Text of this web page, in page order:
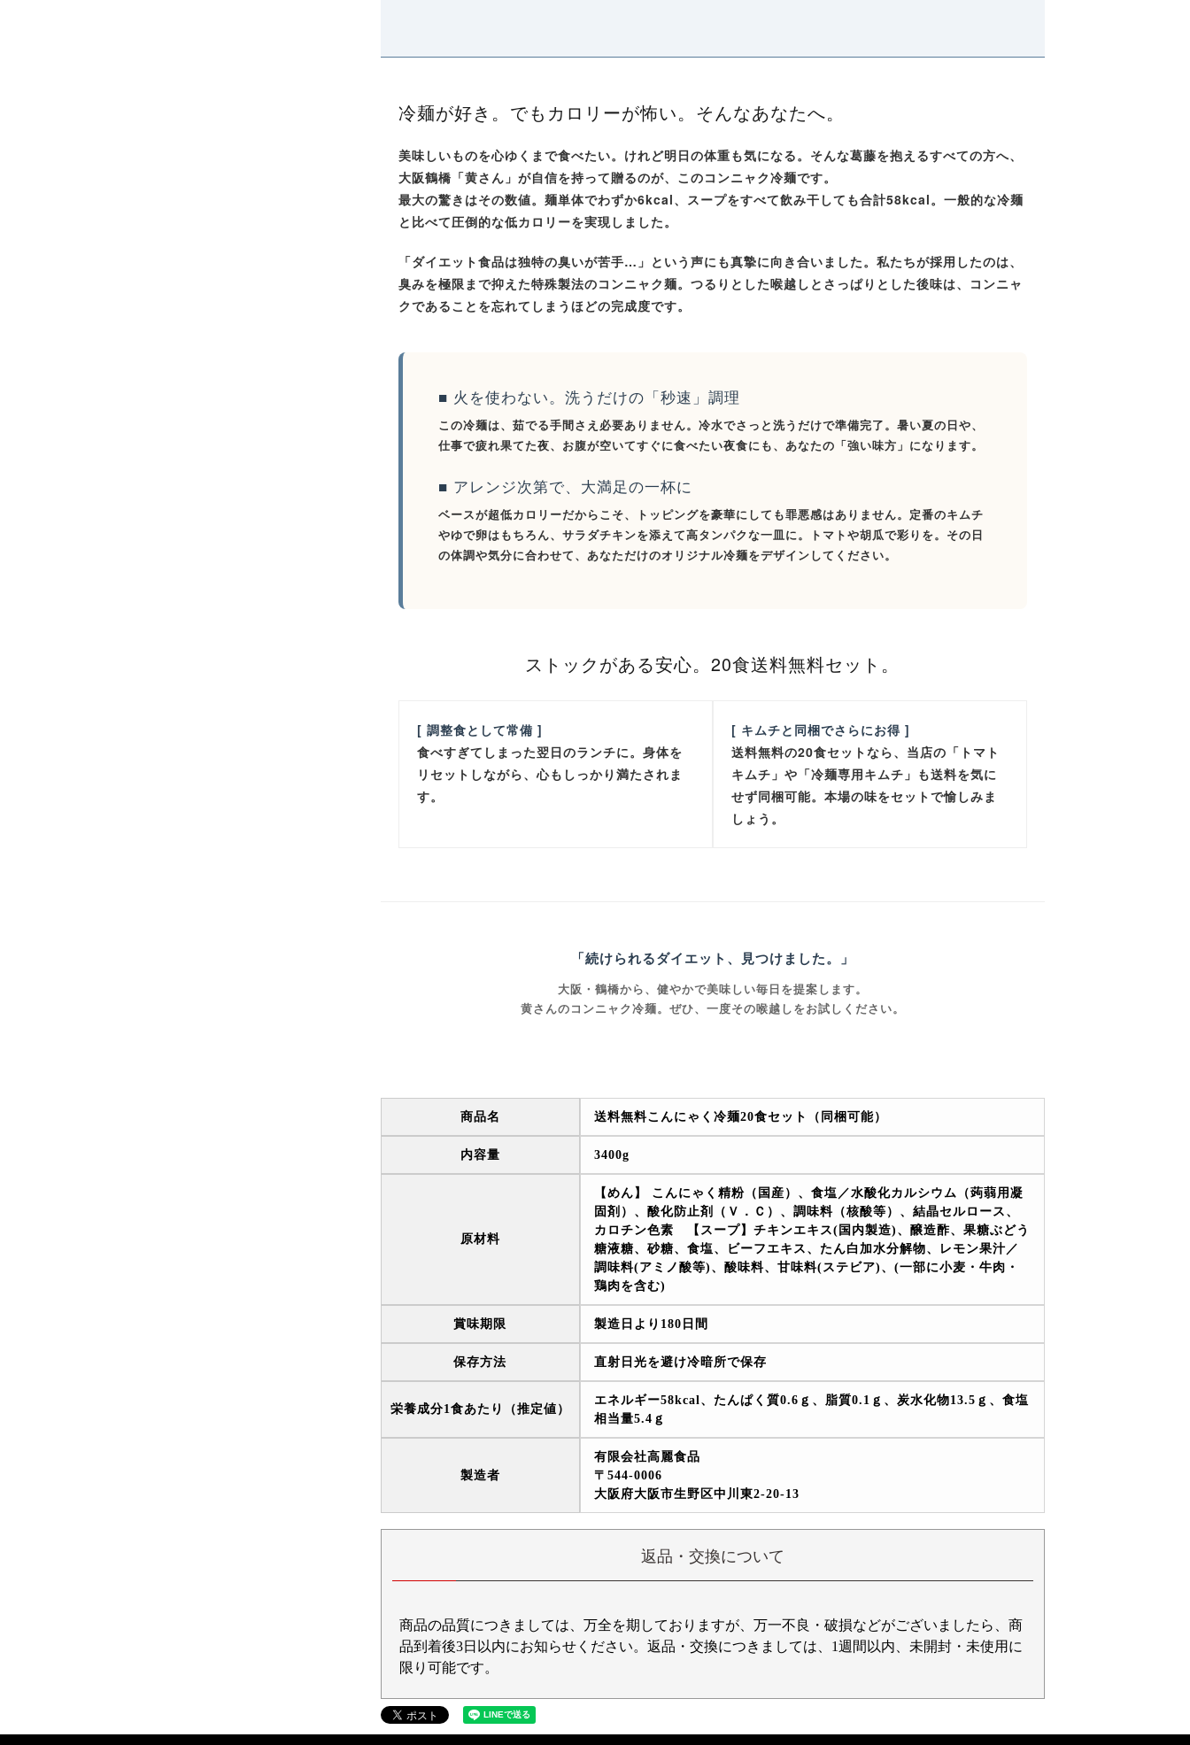
冷麺が好き。でもカロリーが怖い。そんなあなたへ。
美味しいものを心ゆくまで食べたい。けれど明日の体重も気になる。そんな葛藤を抱えるすべての方へ、
大阪鶴橋「黄さん」が自信を持って贈るのが、このコンニャク冷麺です。
最大の驚きはその数値。 麺単体でわずか6kcal、スープをすべて飲み干しても合計58kcal。 一般的な冷麺
と比べて圧倒的な低カロリーを実現しました。
「ダイエット食品は独特の臭いが苦手…」という声にも真摯に向き合いました。私たちが採用したのは、
臭みを極限まで抑えた特殊製法のコンニャク麺。つるりとした喉越しとさっぱりとした後味は、コンニャ
クであることを忘れてしまうほどの完成度です。
■ 火を使わない。洗うだけの「秒速」調理
この冷麺は、茹でる手間さえ必要ありません。冷水でさっと洗うだけで準備完了。暑い夏の日や、
仕事で疲れ果てた夜、お腹が空いてすぐに食べたい夜食にも、あなたの「強い味方」になります。
■ アレンジ次第で、大満足の一杯に
ベースが超低カロリーだからこそ、トッピングを豪華にしても罪悪感はありません。定番のキムチ
やゆで卵はもちろん、サラダチキンを添えて高タンパクな一皿に。トマトや胡瓜で彩りを。その日
の体調や気分に合わせて、あなただけのオリジナル冷麺をデザインしてください。
ストックがある安心。20食送料無料セット。
[ 調整食として常備 ]
食べすぎてしまった翌日のランチに。身体を
リセットしながら、心もしっかり満たされま
す。
[ キムチと同梱でさらにお得 ]
送料無料の20食セットなら、当店の「トマト
キムチ」や「冷麺専用キムチ」も送料を気に
せず同梱可能。本場の味をセットで愉しみま
しょう。
「続けられるダイエット、見つけました。」
大阪・鶴橋から、健やかで美味しい毎日を提案します。
黄さんのコンニャク冷麺。ぜひ、一度その喉越しをお試しください。
商品名 送料無料こんにゃく冷麺20食セット（同梱可能）
内容量 3400g
原材料
【めん】 こんにゃく精粉（国産）、食塩／水酸化カルシウム（蒟蒻用凝
固剤）、酸化防止剤（Ｖ．Ｃ）、調味料（核酸等）、結晶セルロース、
カロチン色素 【スープ】チキンエキス(国内製造)、醸造酢、果糖ぶどう
糖液糖、砂糖、食塩、ビーフエキス、たん白加水分解物、レモン果汁／
調味料(アミノ酸等)、酸味料、甘味料(ステビア)、(一部に小麦・牛肉・
鶏肉を含む)
賞味期限 製造日より180日間
保存方法 直射日光を避け冷暗所で保存
栄養成分1食あたり（推定値）
エネルギー58kcal、たんぱく質0.6ｇ、脂質0.1ｇ、炭水化物13.5ｇ、食塩
相当量5.4ｇ
製造者
有限会社高麗食品
〒544-0006
大阪府大阪市生野区中川東2-20-13
返品・交換について
商品の品質につきましては、万全を期しておりますが、万一不良・破損などがございましたら、商
品到着後3日以内にお知らせください。返品・交換につきましては、1週間以内、未開封・未使用に
限り可能です。